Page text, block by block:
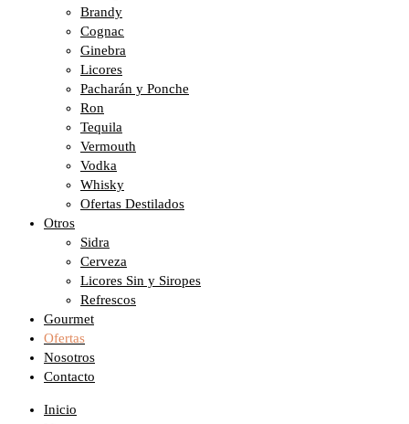
Brandy
Cognac
Ginebra
Licores
Pacharán y Ponche
Ron
Tequila
Vermouth
Vodka
Whisky
Ofertas Destilados
Otros
Sidra
Cerveza
Licores Sin y Siropes
Refrescos
Gourmet
Ofertas
Nosotros
Contacto
Inicio